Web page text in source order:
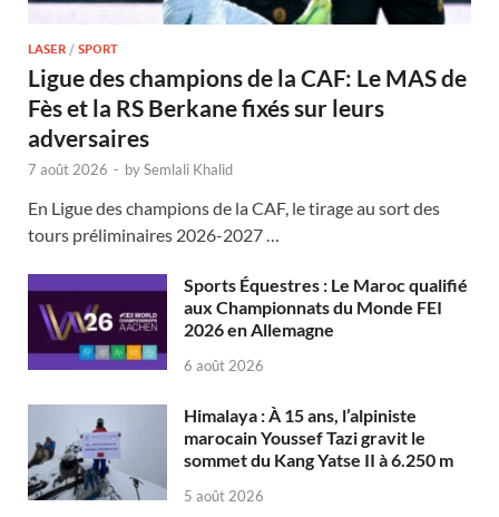
LASER / SPORT
Ligue des champions de la CAF: Le MAS de
Fès et la RS Berkane fixés sur leurs
adversaires
7 août 2026 - bySemlali Khalid
En Ligue des champions de la CAF, le tirage au sort des
tours préliminaires 2026-2027 …
Sports Équestres : Le Maroc qualifié
aux Championnats du Monde FEI
2026 en Allemagne
6 août 2026
Himalaya : À 15 ans, l’alpiniste
marocain Youssef Tazi gravit le
sommet du Kang Yatse II à 6.250 m
5 août 2026